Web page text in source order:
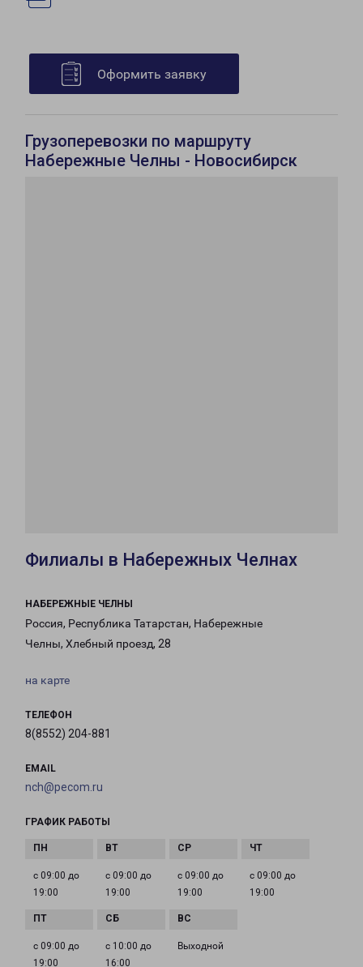
Оформить заявку
Грузоперевозки по маршруту
Набережные Челны - Новосибирск
Филиалы в Набережных Челнах
НАБЕРЕЖНЫЕ ЧЕЛНЫ
Россия, Республика Татарстан, Набережные
Челны, Хлебный проезд, 28
на карте
ТЕЛЕФОН
8(8552) 204-881
EMAIL
nch@pecom.ru
ГРАФИК РАБОТЫ
с 09:00 до
19:00
с 09:00 до
19:00
с 09:00 до
19:00
с 09:00 до
19:00
с 09:00 до
19:00
с 10:00 до
16:00
Выходной